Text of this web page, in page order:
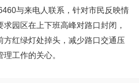
与来电人联系，针对市民反映情
园区在上下班高峰对路口封闭，
方红绿灯处掉头，减少路口交通压
工作的关心。